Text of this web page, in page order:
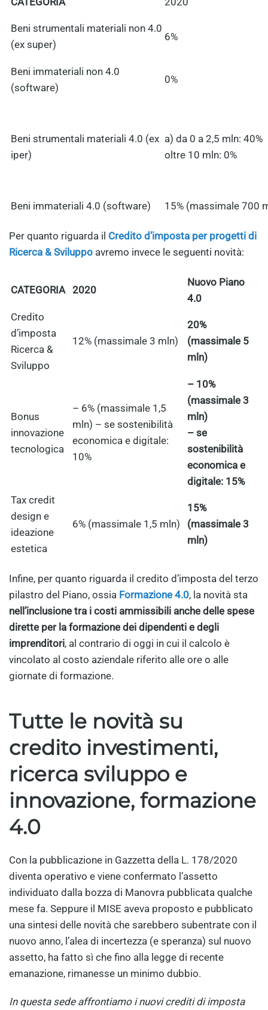
Beni strumentali materiali non 4.0
(ex super)
6%
Beni immateriali non 4.0
(software)
0%
Beni strumentali materiali 4.0 (ex
iper)
a) da 0 a 2,5 mln:
oltre 10 mln: 0%
Beni immateriali 4.0 (software) 15% (massimale 700
Per quanto riguarda il Credito d’imposta per progetti di
Ricerca & Sviluppo avremo invece le seguenti novità:
CATEGORIA 2020
Nuovo Piano
4.0
Credito
d’imposta
Ricerca &
Sviluppo
12% (massimale 3 mln)
20%
(massimale 5
mln)
Bonus
innovazione
tecnologica
– 6% (massimale 1,5
mln) – se sostenibilità
economica e digitale:
10%
– 10%
(massimale 3
mln)
– se
sostenibilità
economica e
digitale: 15%
Tax credit
design e
ideazione
estetica
6% (massimale 1,5 mln)
15%
(massimale 3
mln)
Infine, per quanto riguarda il credito d’imposta del terzo
pilastro del Piano, ossia Formazione 4.0, la novità sta
nell’inclusione tra i costi ammissibili anche delle spese
dirette per la formazione dei dipendenti e degli
imprenditori, al contrario di oggi in cui il calcolo è
vincolato al costo aziendale riferito alle ore o alle
giornate di formazione.
Tutte le novità su
credito investimenti,
ricerca sviluppo e
innovazione, formazione
4.0
Con la pubblicazione in Gazzetta della L. 178/2020
diventa operativo e viene confermato l’assetto
individuato dalla bozza di Manovra pubblicata qualche
mese fa. Seppure il MISE aveva proposto e pubblicato
una sintesi delle novità che sarebbero subentrate con il
nuovo anno, l’alea di incertezza (e speranza) sul nuovo
assetto, ha fatto sì che fino alla legge di recente
emanazione, rimanesse un minimo dubbio.
In questa sede affrontiamo i nuovi crediti di imposta